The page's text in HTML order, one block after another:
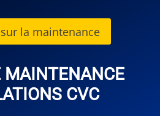
sur la maintenance
MAINTENANCE
CVC